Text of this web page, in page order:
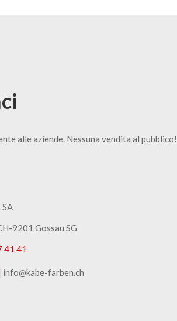
alle aziende. Nessuna vendita al pubblico!
SA
9201 Gossau SG
41 41
info@kabe-farben.ch